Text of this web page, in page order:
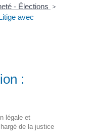
- Élections >
avec
:
légale et
de la justice